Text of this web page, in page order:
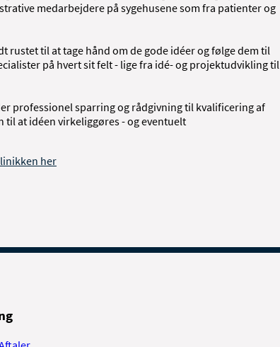
medarbejdere på sygehusene som fra patienter og
rustet til at tage hånd om de gode idéer og følge dem til
på hvert sit felt - lige fra idé- og projektudvikling til
professionel sparring og rådgivning til kvalificering af
til at idéen virkeliggøres - og eventuelt
her